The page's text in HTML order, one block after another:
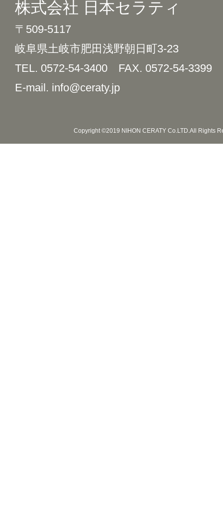
株式会社 日本セラティ
〒509-5117
岐阜県土岐市肥田浅野朝日町3-23
TEL. 0572-54-3400 FAX. 0572-54-3399
E-mail. info@ceraty.jp
Copyright ©2019 NIHON CERATY Co.LTD.All Rights